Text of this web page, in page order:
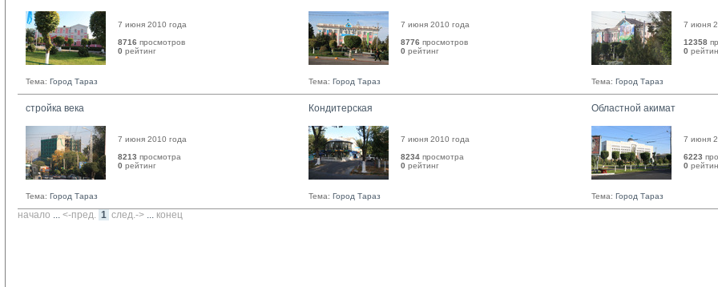
7 июня 2010 года
8716 просмотров
0 рейтинг
Тема: Город Тараз
7 июня 2010 года
8776 просмотров
0 рейтинг
Тема: Город Тараз
7 июня
12358
0
Тема: Город Тараз
стройка века
7 июня 2010 года
8213 просмотра
0 рейтинг
Тема: Город Тараз
Кондитерская
7 июня 2010 года
8234 просмотра
0 рейтинг
Тема: Город Тараз
Областной акимат
7 июня
6223
0
Тема: Город Тараз
начало ... <-пред. 1 след.-> ... конец